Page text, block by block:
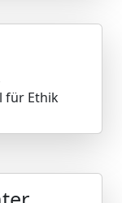
für Ethik